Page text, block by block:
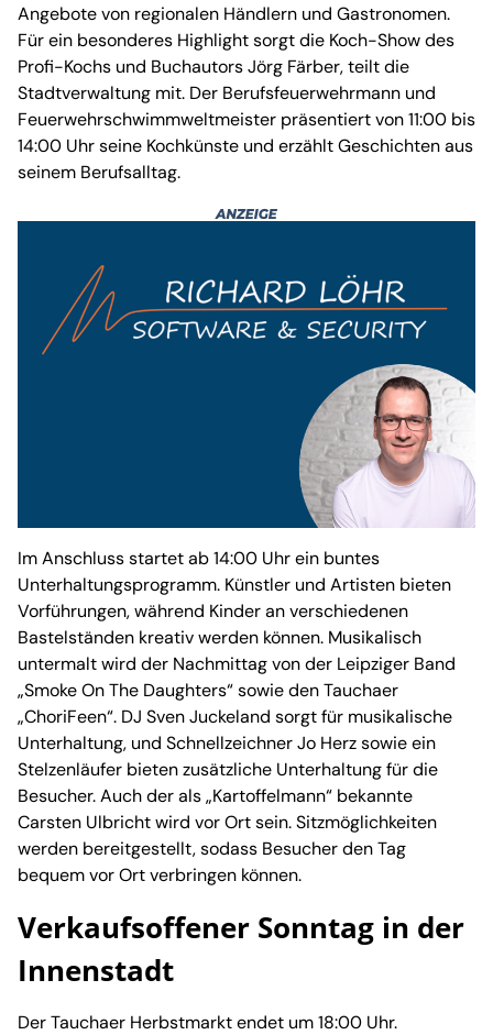
Angebote von regionalen Händlern und Gastronomen.
Für ein besonderes Highlight sorgt die Koch-Show des
Profi-Kochs und Buchautors Jörg Färber, teilt die
Stadtverwaltung mit. Der Berufsfeuerwehrmann und
Feuerwehrschwimmweltmeister präsentiert von 11:00 bis
14:00 Uhr seine Kochkünste und erzählt Geschichten aus
seinem Berufsalltag.
Im Anschluss startet ab 14:00 Uhr ein buntes
Unterhaltungsprogramm. Künstler und Artisten bieten
Vorführungen, während Kinder an verschiedenen
Bastelständen kreativ werden können. Musikalisch
untermalt wird der Nachmittag von der Leipziger Band
„Smoke On The Daughters“ sowie den Tauchaer
„ChoriFeen“. DJ Sven Juckeland sorgt für musikalische
Unterhaltung, und Schnellzeichner Jo Herz sowie ein
Stelzenläufer bieten zusätzliche Unterhaltung für die
Besucher. Auch der als „Kartoffelmann“ bekannte
Carsten Ulbricht wird vor Ort sein. Sitzmöglichkeiten
werden bereitgestellt, sodass Besucher den Tag
bequem vor Ort verbringen können.
Verkaufsoffener Sonntag in der
Innenstadt
Der Tauchaer Herbstmarkt endet um 18:00 Uhr.